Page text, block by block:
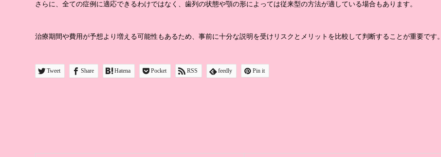
さらに、全ての症例に適応できるわけではなく、歯列の状態や顎の形によっては従来型の方法が適している場合もあります。
治療期間や費用が予想より増える可能性もあるため、事前に十分な説明を受けリスクとメリットを比較して判断することが重要です。
Tweet Share Hatena Pocket RSS feedly Pin it